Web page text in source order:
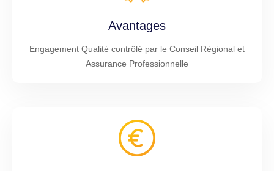
Avantages
Engagement Qualité contrôlé par le Conseil Régional et
Assurance Professionnelle